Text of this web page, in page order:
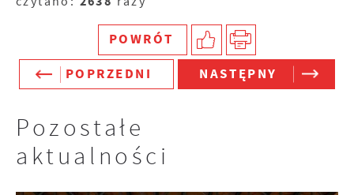
POWRÓT
POPRZEDNI
NASTĘPNY
Pozostałe
aktualności